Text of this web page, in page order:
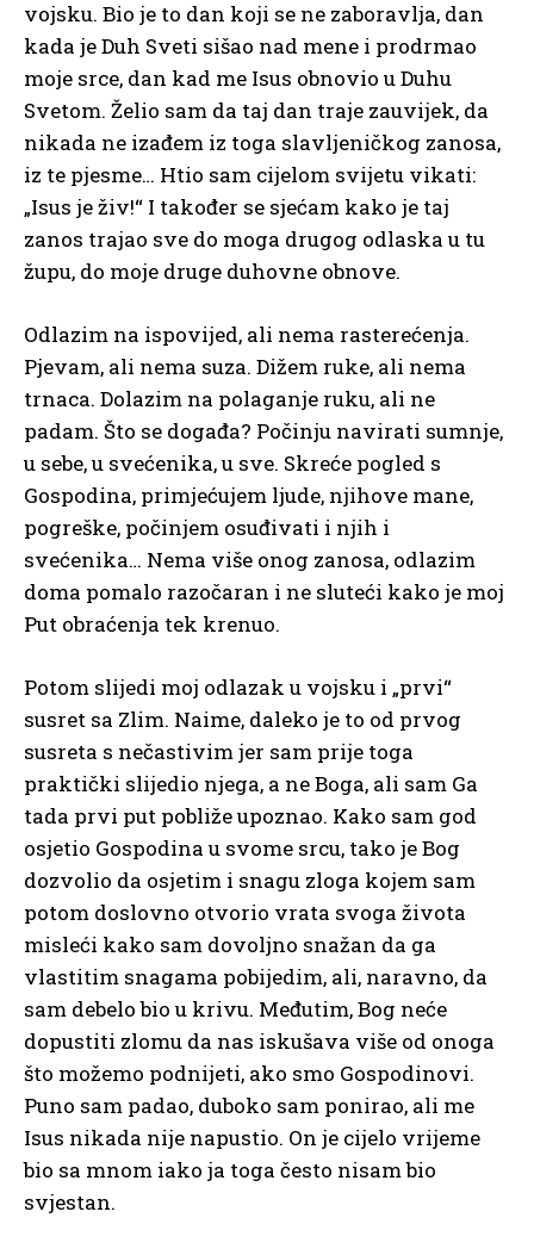
vojsku. Bio je to dan koji se ne zaboravlja, dan
kada je Duh Sveti sišao nad mene i prodrmao
moje srce, dan kad me Isus obnovio u Duhu
Svetom. Želio sam da taj dan traje zauvijek, da
nikada ne izađem iz toga slavljeničkog zanosa,
iz te pjesme… Htio sam cijelom svijetu vikati:
„Isus je živ!“ I također se sjećam kako je taj
zanos trajao sve do moga drugog odlaska u tu
župu, do moje druge duhovne obnove.
Odlazim na ispovijed, ali nema rasterećenja.
Pjevam, ali nema suza. Dižem ruke, ali nema
trnaca. Dolazim na polaganje ruku, ali ne
padam. Što se događa? Počinju navirati sumnje,
u sebe, u svećenika, u sve. Skreće pogled s
Gospodina, primjećujem ljude, njihove mane,
pogreške, počinjem osuđivati i njih i
svećenika… Nema više onog zanosa, odlazim
doma pomalo razočaran i ne sluteći kako je moj
Put obraćenja tek krenuo.
Potom slijedi moj odlazak u vojsku i „prvi“
susret sa Zlim. Naime, daleko je to od prvog
susreta s nečastivim jer sam prije toga
praktički slijedio njega, a ne Boga, ali sam Ga
tada prvi put pobliže upoznao. Kako sam god
osjetio Gospodina u svome srcu, tako je Bog
dozvolio da osjetim i snagu zloga kojem sam
potom doslovno otvorio vrata svoga života
misleći kako sam dovoljno snažan da ga
vlastitim snagama pobijedim, ali, naravno, da
sam debelo bio u krivu. Međutim, Bog neće
dopustiti zlomu da nas iskušava više od onoga
što možemo podnijeti, ako smo Gospodinovi.
Puno sam padao, duboko sam ponirao, ali me
Isus nikada nije napustio. On je cijelo vrijeme
bio sa mnom iako ja toga često nisam bio
svjestan.